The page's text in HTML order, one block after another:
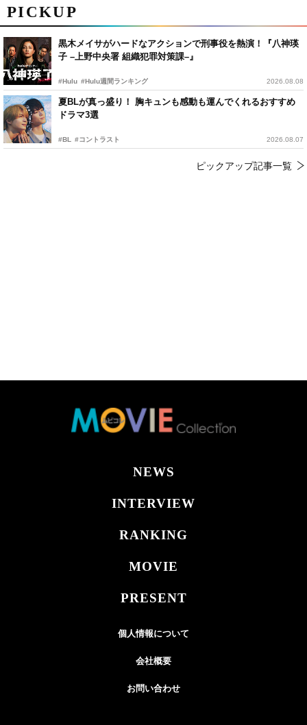
PICKUP
黒木メイサがハードなアクションで刑事役を熱演！『八神瑛
子 –上野中央署 組織犯罪対策課–』
#Hulu #Hulu週間ランキング 2026.08.08
夏BLが真っ盛り！ 胸キュンも感動も運んでくれるおすすめ
ドラマ3選
#BL #コントラスト 2026.08.07
ピックアップ記事一覧
NEWS
INTERVIEW
RANKING
MOVIE
PRESENT
個人情報について
会社概要
お問い合わせ